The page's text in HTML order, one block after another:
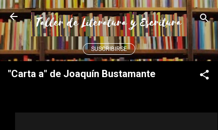
Ir al contenido principal
SUSCRIBIRSE
"Carta a" de Joaquín Bustamante